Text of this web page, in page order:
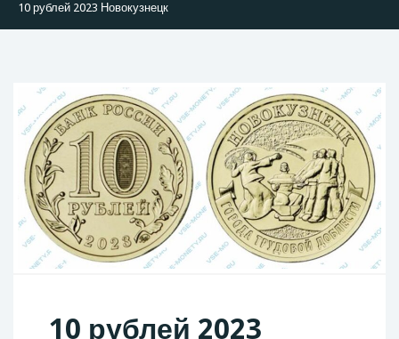
10 рублей 2023 Новокузнецк
10 рублей 2023